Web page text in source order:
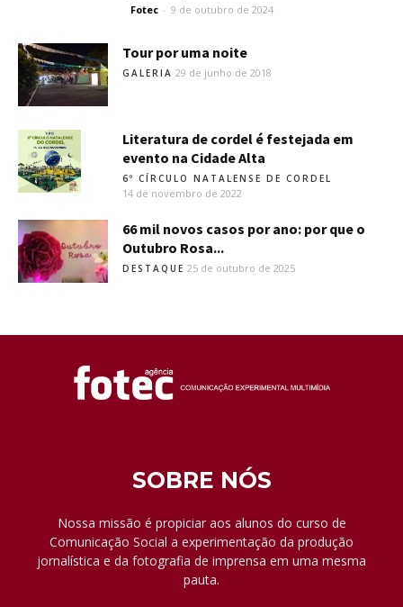
Fotec - 9 de outubro de 2024
Tour por uma noite
GALERIA 29 de junho de 2018
Literatura de cordel é festejada em
evento na Cidade Alta
6º CÍRCULO NATALENSE DE CORDEL
14 de novembro de 2022
66 mil novos casos por ano: por que o
Outubro Rosa...
DESTAQUE 25 de outubro de 2025
SOBRE NÓS
Nossa missão é propiciar aos alunos do curso de
Comunicação Social a experimentação da produção
jornalística e da fotografia de imprensa em uma mesma
pauta.